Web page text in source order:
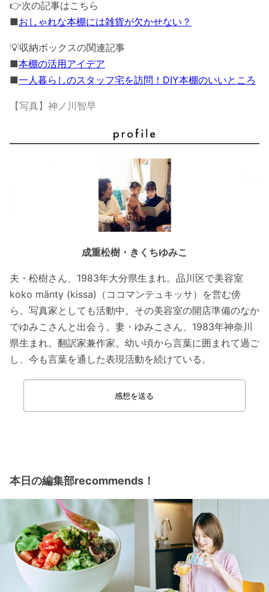
👉次の記事はこちら
■おしゃれな本棚には雑貨が欠かせない？
💡収納ボックスの関連記事
■本棚の活用アイデア
■一人暮らしのスタッフ宅を訪問！DIY本棚のいいところ
【写真】神ノ川智早
成重松樹・きくちゆみこ
夫・松樹さん、1983年大分県生まれ。品川区で美容室
koko mänty (kissa)（ココマンテュキッサ）を営む傍
ら、写真家としても活動中。その美容室の開店準備のなか
でゆみこさんと出会う。妻・ゆみこさん、1983年神奈川
県生まれ。翻訳家兼作家。幼い頃から言葉に囲まれて過ご
し、今も言葉を通した表現活動を続けている。
感想を送る
本日の編集部recommends！